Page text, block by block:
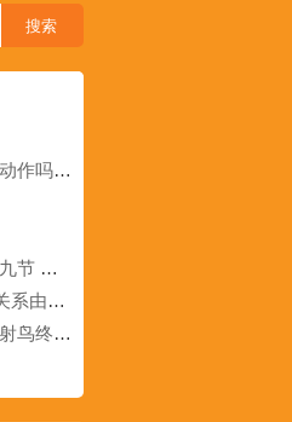
佛学入门须知：拜佛有标准动作吗_拜佛有先后顺序吗
佛教故事：觉者的生涯：第九节 无知是世间诸恶之根源，这就叫做无明。
邪YIN和堕胎的果报，夫妻关系由好转坏
佛教故事：因果日记：风枪射鸟终得恶报